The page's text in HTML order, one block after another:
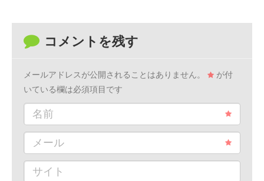
コメントを残す
メールアドレスが公開されることはありません。
が付
いている欄は必須項目です
名前
メール
サイト